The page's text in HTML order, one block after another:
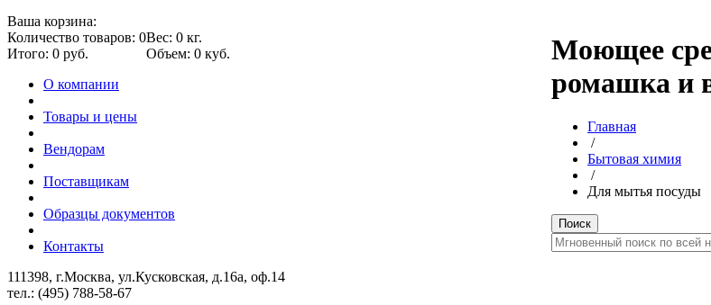
Моющее
ромашка и
Главная
/
Бытовая химия
/
Для мытья посуды
Ваша корзина:
Количество товаров: 0Вес: 0 кг.
Итого: 0 руб.
Объем: 0 куб.
О компании
Товары и цены
Вендорам
Поставщикам
Образцы документов
Контакты
111398, г.Москва, ул.Кусковская, д.16а, оф.14
тел.: (495) 788-58-67